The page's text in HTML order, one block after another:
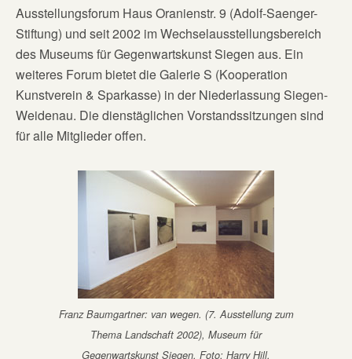
Ausstellungsforum Haus Oranienstr. 9 (Adolf-Saenger-
Stiftung) und seit 2002 im Wechselausstellungsbereich
des Museums für Gegenwartskunst Siegen aus. Ein
weiteres Forum bietet die Galerie S (Kooperation
Kunstverein & Sparkasse) in der Niederlassung Siegen-
Weidenau. Die dienstäglichen Vorstandssitzungen sind
für alle Mitglieder offen.
Franz Baumgartner: van wegen. (7. Ausstellung zum
Thema Landschaft 2002), Museum für
Gegenwartskunst Siegen. Foto: Harry Hill.